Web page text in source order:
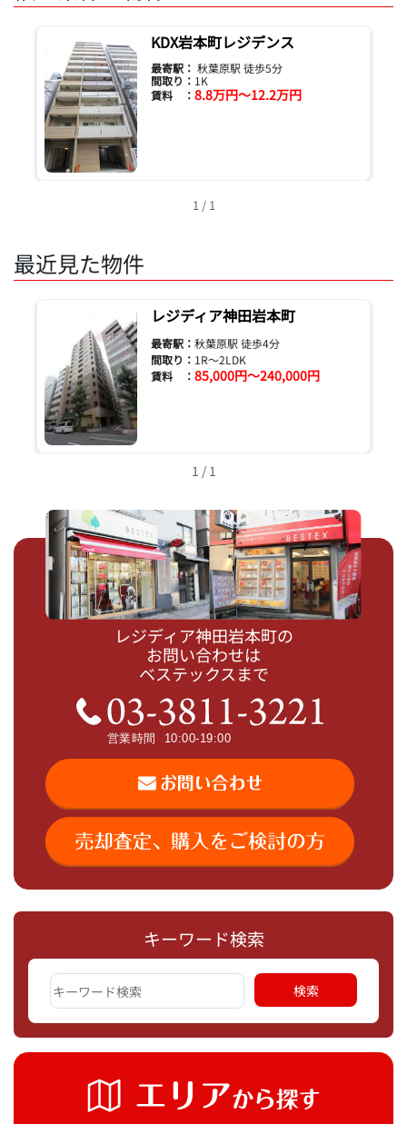
キーワード検索
KDX岩本町レジデンス
最寄駅： 秋葉原駅 徒歩5分
間取り： 1K
賃料 ： 8.8万円～12.2万円
1 / 1
最近見た物件
レジディア神田岩本町
最寄駅： 秋葉原駅 徒歩4分
間取り： 1R～2LDK
賃料 ： 85,000円～240,000円
1 / 1
レジディア神田岩本町の
お問い合わせは
ベステックスまで